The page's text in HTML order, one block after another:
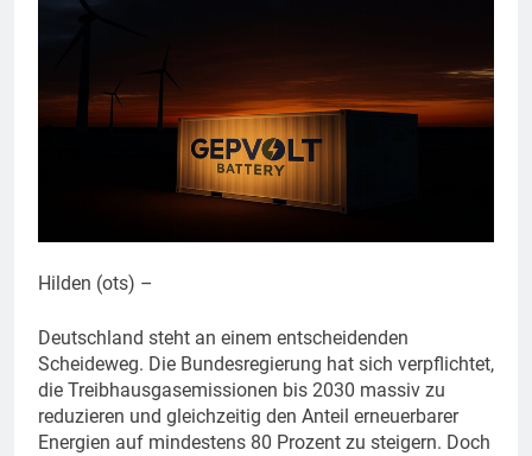
Hilden (ots) –
Deutschland steht an einem entscheidenden
Scheideweg. Die Bundesregierung hat sich verpflichtet,
die Treibhausgasemissionen bis 2030 massiv zu
reduzieren und gleichzeitig den Anteil erneuerbarer
Energien auf mindestens 80 Prozent zu steigern. Doch